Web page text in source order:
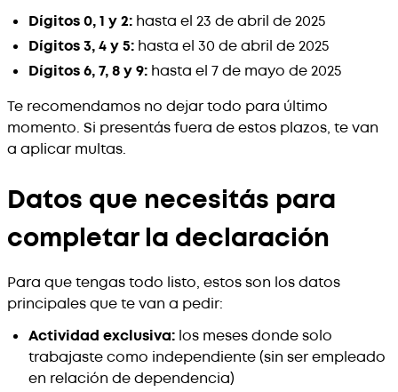
Dígitos 0, 1 y 2: hasta el 23 de abril de 2025
Dígitos 3, 4 y 5: hasta el 30 de abril de 2025
Dígitos 6, 7, 8 y 9: hasta el 7 de mayo de 2025
Te recomendamos no dejar todo para último
momento. Si presentás fuera de estos plazos, te van
a aplicar multas.
Datos que necesitás para
completar la declaración
Para que tengas todo listo, estos son los datos
principales que te van a pedir:
Actividad exclusiva: los meses donde solo
trabajaste como independiente (sin ser empleado
en relación de dependencia)